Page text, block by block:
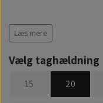
Læs mere
Vælg taghældning
15 20